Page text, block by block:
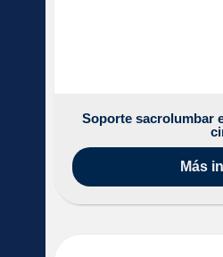
Soporte sacrolumbar
Más